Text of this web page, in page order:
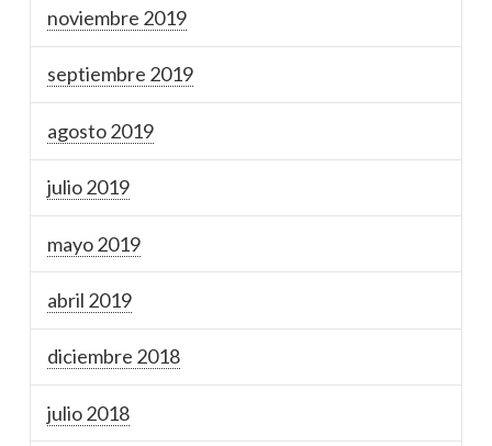
noviembre 2019
septiembre 2019
agosto 2019
julio 2019
mayo 2019
abril 2019
diciembre 2018
julio 2018